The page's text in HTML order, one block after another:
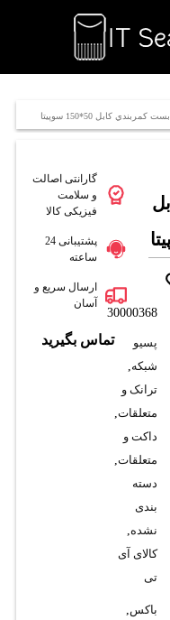
کمربندي کابل 50*150 سوپيتا
30000368
پسیو
شبکه,
ترانک و
متعلقات,
داکت و
متعلقات,
دسته
بندی
نشده,
کالای آی
تی
باکس,
گارانتی اصالت
و سلامت
فیزیکی کالا
پشتیبانی 24
ساعته
ارسال سریع و
آسان
تماس بگیرید